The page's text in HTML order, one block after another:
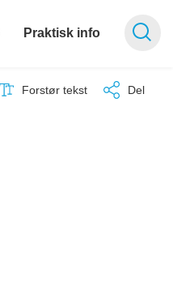
Praktisk info
Forstør tekst Del